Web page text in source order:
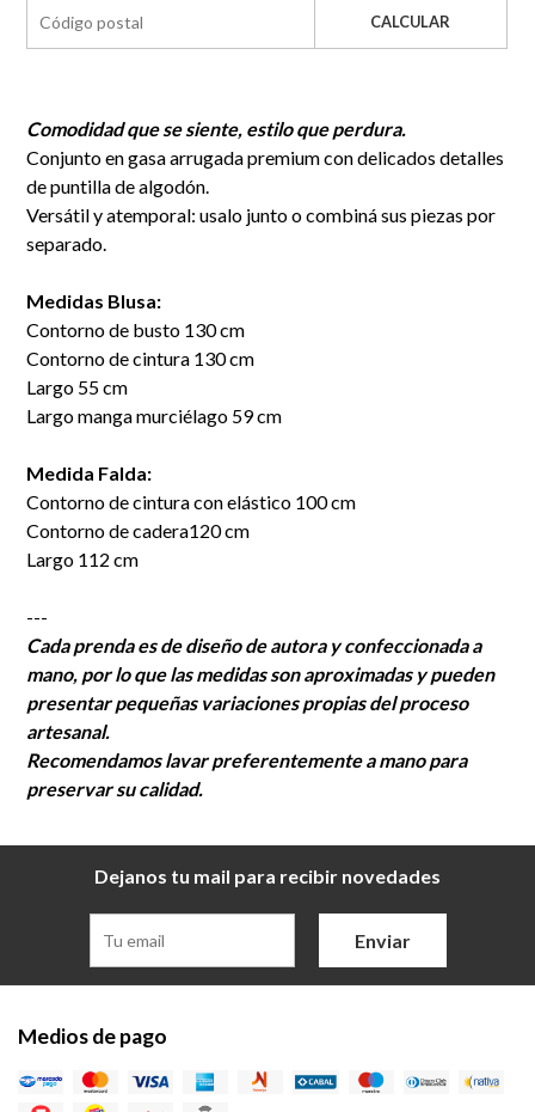
CALCULAR
Comodidad que se siente, estilo que perdura.
Conjunto en gasa arrugada premium con delicados detalles
de puntilla de algodón.
Versátil y atemporal: usalo junto o combiná sus piezas por
separado.
Medidas Blusa:
Contorno de busto 130 cm
Contorno de cintura 130 cm
Largo 55 cm
Largo manga murciélago 59 cm
Medida Falda:
Contorno de cintura con elástico 100 cm
Contorno de cadera120 cm
Largo 112 cm
---
Cada prenda es de diseño de autora y confeccionada a
mano, por lo que las medidas son aproximadas y pueden
presentar pequeñas variaciones propias del proceso
artesanal.
Recomendamos lavar preferentemente a mano para
preservar su calidad.
Dejanos tu mail para recibir novedades
Enviar
Medios de pago